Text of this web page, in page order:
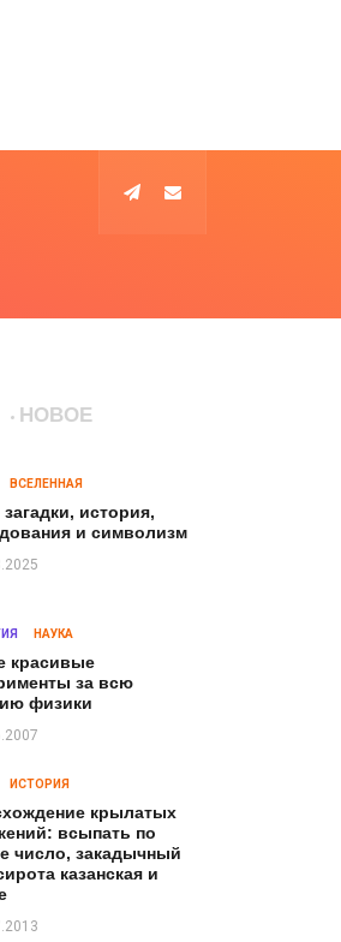
НОВОЕ
ВСЕЛЕННАЯ
история,
и символизм
НАУКА
красивые
за всю
физики
ИСТОРИЯ
крылатых
всыпать по
число, закадычный
казанская и